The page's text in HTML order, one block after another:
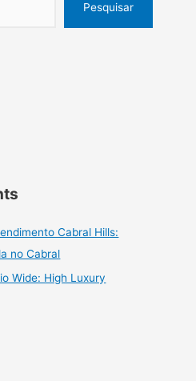
Pesquisar
Cabral Hills:
no Cabral
Wide: High Luxury